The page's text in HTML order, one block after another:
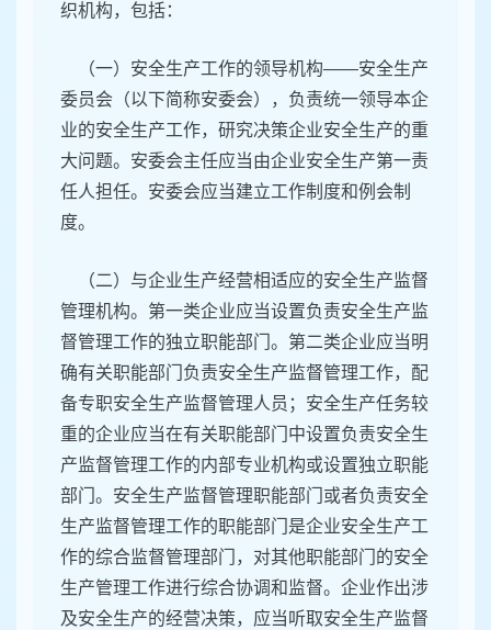
织机构，包括：
（一）安全生产工作的领导机构——安全生产
委员会（以下简称安委会），负责统一领导本企
业的安全生产工作，研究决策企业安全生产的重
大问题。安委会主任应当由企业安全生产第一责
任人担任。安委会应当建立工作制度和例会制
度。
（二）与企业生产经营相适应的安全生产监督
管理机构。第一类企业应当设置负责安全生产监
督管理工作的独立职能部门。第二类企业应当明
确有关职能部门负责安全生产监督管理工作，配
备专职安全生产监督管理人员；安全生产任务较
重的企业应当在有关职能部门中设置负责安全生
产监督管理工作的内部专业机构或设置独立职能
部门。安全生产监督管理职能部门或者负责安全
生产监督管理工作的职能部门是企业安全生产工
作的综合监督管理部门，对其他职能部门的安全
生产管理工作进行综合协调和监督。企业作出涉
及安全生产的经营决策，应当听取安全生产监督